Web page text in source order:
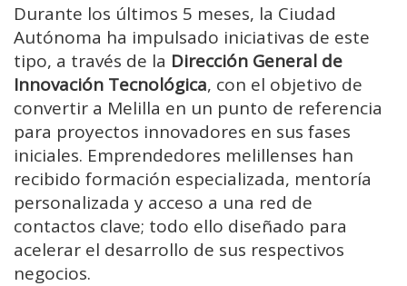
Durante los últimos 5 meses, la Ciudad
Autónoma ha impulsado iniciativas de este
tipo, a través de la Dirección General de
Innovación Tecnológica, con el objetivo de
convertir a Melilla en un punto de referencia
para proyectos innovadores en sus fases
iniciales. Emprendedores melillenses han
recibido formación especializada, mentoría
personalizada y acceso a una red de
contactos clave; todo ello diseñado para
acelerar el desarrollo de sus respectivos
negocios.